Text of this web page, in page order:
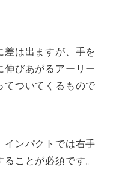
差は出ますが、手を
びあがるアーリー
てついてくるもので
インパクトでは右手
ことが必須です。